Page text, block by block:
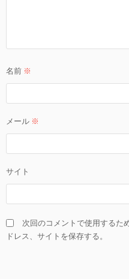
名前 ※
メール ※
サイト
次回のコメントで使用するた
ドレス、サイトを保存する。